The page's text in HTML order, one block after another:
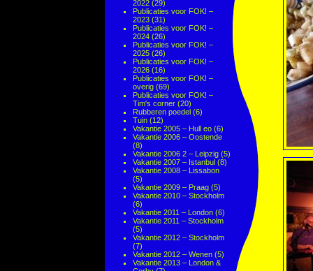
2022 (29)
Publicaties voor FOK! –
2023 (31)
Publicaties voor FOK! –
2024 (26)
Publicaties voor FOK! –
2025 (26)
Publicaties voor FOK! –
2026 (16)
Publicaties voor FOK! –
overig (69)
Publicaties voor FOK! –
Tim's corner (20)
Rubberen poedel (6)
Tuin (12)
Vakantie 2005 – Hull eo (6)
Vakantie 2006 – Oostende
(8)
Vakantie 2006 2 – Leipzig (5)
Vakantie 2007 – Istanbul (8)
Vakantie 2008 – Lissabon
(5)
Vakantie 2009 – Praag (5)
Vakantie 2010 – Stockholm
(6)
Vakantie 2011 – London (6)
Vakantie 2011 – Stockholm
(5)
Vakantie 2012 – Stockholm
(7)
Vakantie 2012 – Wenen (5)
Vakantie 2013 – London &